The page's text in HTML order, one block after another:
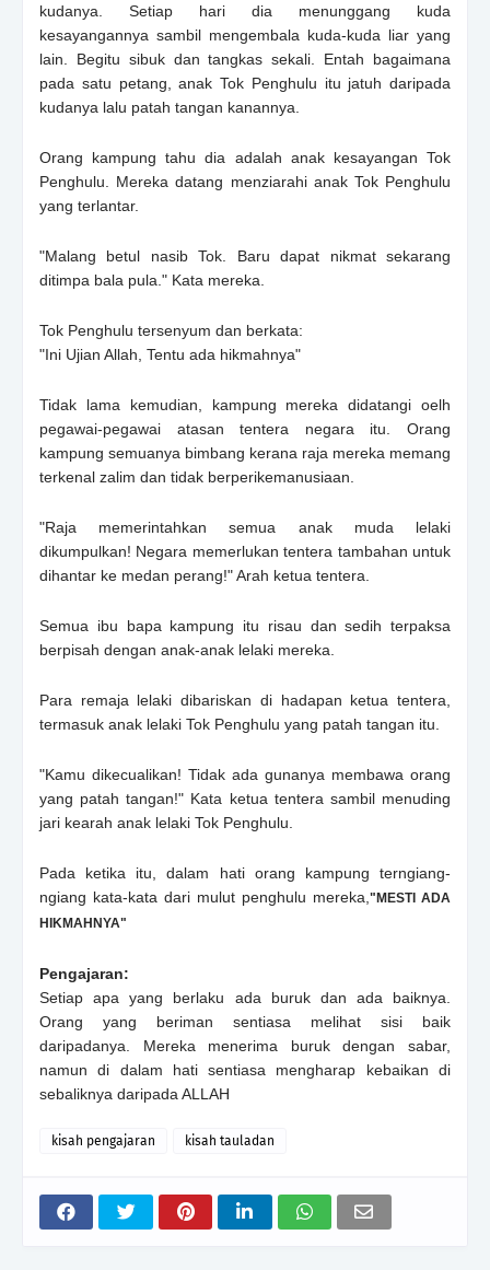
kudanya. Setiap hari dia menunggang kuda
kesayangannya sambil mengembala kuda-kuda liar yang
lain. Begitu sibuk dan tangkas sekali. Entah bagaimana
pada satu petang, anak Tok Penghulu itu jatuh daripada
kudanya lalu patah tangan kanannya.
Orang kampung tahu dia adalah anak kesayangan Tok
Penghulu. Mereka datang menziarahi anak Tok Penghulu
yang terlantar.
"Malang betul nasib Tok. Baru dapat nikmat sekarang
ditimpa bala pula." Kata mereka.
Tok Penghulu tersenyum dan berkata:
"Ini Ujian Allah, Tentu ada hikmahnya"
Tidak lama kemudian, kampung mereka didatangi oelh
pegawai-pegawai atasan tentera negara itu. Orang
kampung semuanya bimbang kerana raja mereka memang
terkenal zalim dan tidak berperikemanusiaan.
"Raja memerintahkan semua anak muda lelaki
dikumpulkan! Negara memerlukan tentera tambahan untuk
dihantar ke medan perang!" Arah ketua tentera.
Semua ibu bapa kampung itu risau dan sedih terpaksa
berpisah dengan anak-anak lelaki mereka.
Para remaja lelaki dibariskan di hadapan ketua tentera,
termasuk anak lelaki Tok Penghulu yang patah tangan itu.
"Kamu dikecualikan! Tidak ada gunanya membawa orang
yang patah tangan!" Kata ketua tentera sambil menuding
jari kearah anak lelaki Tok Penghulu.
Pada ketika itu, dalam hati orang kampung terngiang-
ngiang kata-kata dari mulut penghulu mereka, "MESTI ADA
HIKMAHNYA"
Pengajaran:
Setiap apa yang berlaku ada buruk dan ada baiknya.
Orang yang beriman sentiasa melihat sisi baik
daripadanya. Mereka menerima buruk dengan sabar,
namun di dalam hati sentiasa mengharap kebaikan di
sebaliknya daripada ALLAH
kisah pengajaran kisah tauladan